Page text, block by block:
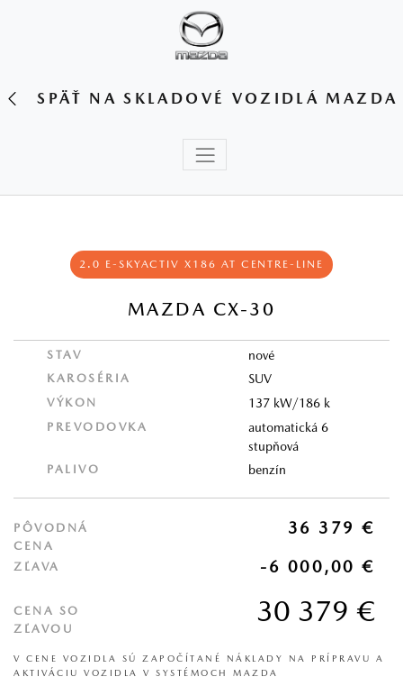
SPÄŤ NA SKLADOVÉ VOZIDLÁ MAZDA
2.0 E-SKYACTIV X186 AT CENTRE-LINE
MAZDA CX-30
STAV nové
KAROSÉRIA SUV
VÝKON 137 kW/186 k
PREVODOVKA
automatická 6
stupňová
PALIVO benzín
PÔVODNÁ
CENA
36 379 €
ZĽAVA -6 000,00 €
CENA SO
ZĽAVOU
30 379 €
V CENE VOZIDLA SÚ ZAPOČÍTANÉ NÁKLADY NA PRÍPRAVU A
AKTIVÁCIU VOZIDLA V SYSTÉMOCH MAZDA